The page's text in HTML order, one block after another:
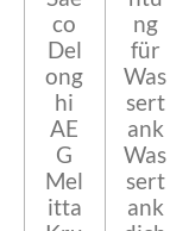
co
Del
ong
hi
AE
G
Mel
itta
ng
für
Was
sert
ank
Was
sert
ank